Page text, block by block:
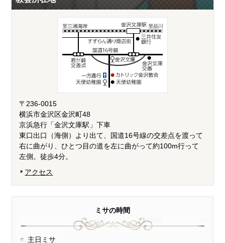
〒236-0015
横浜市金沢区金沢町48
京浜急行「金沢文庫駅」下車
東口出口（海側）より出て、国道16号線の交差点を渡って
右に曲がり、ひとつ目の道を左に曲がって約100m行って
左側。徒歩4分。
アクセス
ミサの時間
主日ミサ